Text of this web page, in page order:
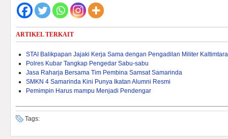
ARTIKEL TERKAIT
STAI Balikpapan Jajaki Kerja Sama dengan Pengadilan Militer Kaltimtara
Polres Kubar Tangkap Pengedar Sabu-sabu
Jasa Raharja Bersama Tim Pembina Samsat Samarinda
SMKN 4 Samarinda Kini Punya Ikatan Alumni Resmi
Pemimpin Harus mampu Menjadi Pendengar
Tags: